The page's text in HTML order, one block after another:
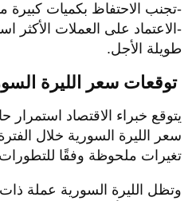
-تجنب الاحتفاظ بكميات كبيرة
-الاعتماد على العملات الأكثر
طويلة الأجل.
توقعات سعر الليرة السورية أمام الدولار
يتوقع خبراء الاقتصاد استمرار
سعر الليرة السورية خلال الفترة
تغيرات ملحوظة وفقًا للتطورات
وتظل الليرة السورية عملة